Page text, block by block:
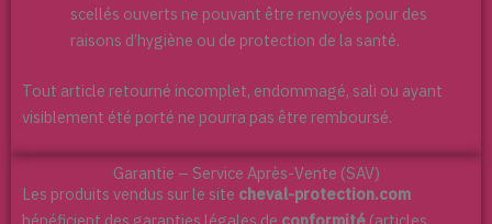
scellés ouverts ne pouvant être renvoyés pour des
raisons d’hygiène ou de protection de la santé.
Tout article retourné incomplet, endommagé, sali ou ayant
visiblement été porté ne pourra pas être remboursé.
Garantie – Service Après-Vente (SAV)
Les produits vendus sur le site cheval-protection.com